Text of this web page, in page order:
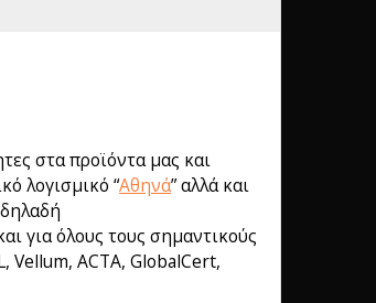
στα προϊόντα μας και
λογισμικό “Αθηνά” αλλά και
για όλους τους σημαντικούς
Vellum, ACTA, GlobalCert,